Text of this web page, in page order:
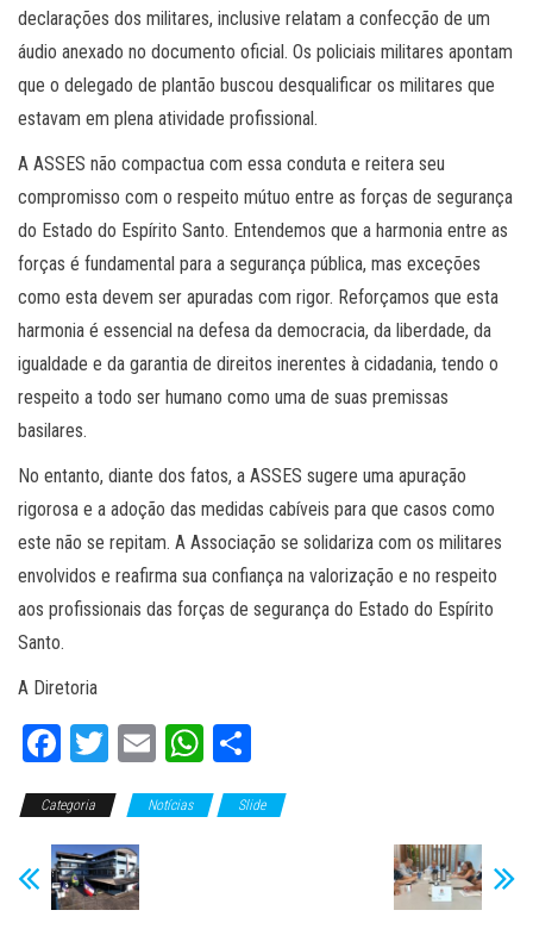
declarações dos militares, inclusive relatam a confecção de um
áudio anexado no documento oficial. Os policiais militares apontam
que o delegado de plantão buscou desqualificar os militares que
estavam em plena atividade profissional.
A ASSES não compactua com essa conduta e reitera seu
compromisso com o respeito mútuo entre as forças de segurança
do Estado do Espírito Santo. Entendemos que a harmonia entre as
forças é fundamental para a segurança pública, mas exceções
como esta devem ser apuradas com rigor. Reforçamos que esta
harmonia é essencial na defesa da democracia, da liberdade, da
igualdade e da garantia de direitos inerentes à cidadania, tendo o
respeito a todo ser humano como uma de suas premissas
basilares.
No entanto, diante dos fatos, a ASSES sugere uma apuração
rigorosa e a adoção das medidas cabíveis para que casos como
este não se repitam. A Associação se solidariza com os militares
envolvidos e reafirma sua confiança na valorização e no respeito
aos profissionais das forças de segurança do Estado do Espírito
Santo.
A Diretoria
Fa
bo
ok
T
tt
er
E
ail
W
ts m
Categoria Notícias Slide